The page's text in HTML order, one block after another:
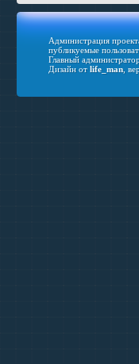
Администрация
публикуемые
Главный
Дизайн отlife_man,